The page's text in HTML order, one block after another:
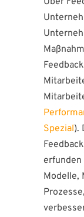
Spezial).
Modelle,